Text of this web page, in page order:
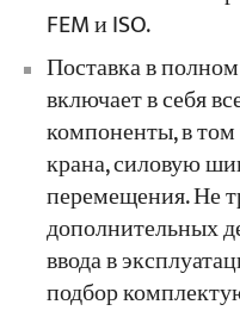
FEM и ISO.
Поставка в
включает в себя
компоненты, в
крана, силовую
перемещения. Не
дополнительных
ввода в
подбор